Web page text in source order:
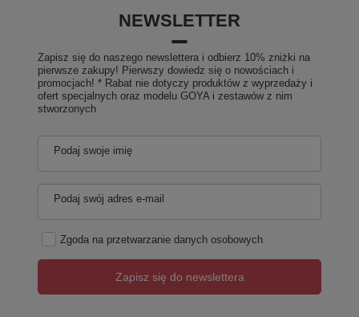
NEWSLETTER
Zapisz się do naszego newslettera i odbierz 10% zniżki na
pierwsze zakupy! Pierwszy dowiedz się o nowościach i
promocjach! * Rabat nie dotyczy produktów z wyprzedaży i
ofert specjalnych oraz modelu GOYA i zestawów z nim
stworzonych
Podaj swoje imię
Podaj swój adres e-mail
Zgoda na przetwarzanie danych osobowych
Zapisz się do newslettera